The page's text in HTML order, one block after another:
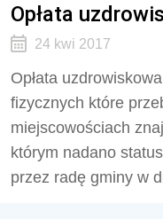
Opłata
24 kwi 2017
Opłata
fizycznych które
miejscowościach
którym nadano
przez radę gminy w